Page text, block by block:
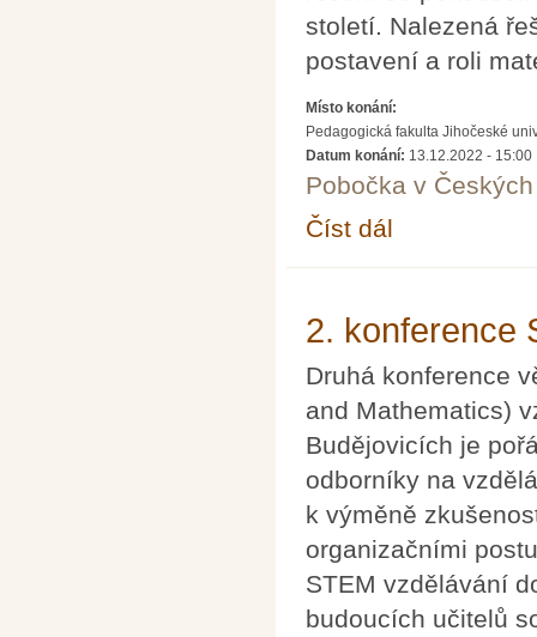
století. Nalezená
postavení a roli
Místo konání:
Pedagogická fakulta Jihočeské
Datum konání: 13.12.2022 - 15:00
Pobočka v
Číst dál
2. konference
Druhá konference
and Mathematics)
Budějovicích je
odborníky na
k výměně
organizačními
STEM vzdělávání
budoucích učitelů